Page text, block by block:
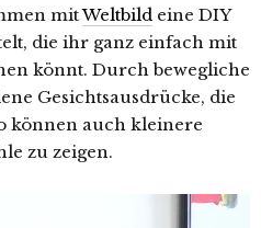
mitWeltbild eine DIY
die ihr ganz einfach mit
könnt. Durch bewegliche
Gesichtsausdrücke, die
können auch kleinere
zu zeigen.